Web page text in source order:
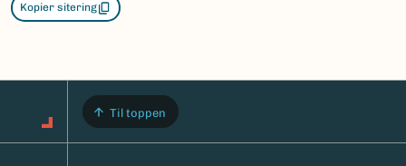
Kopier sitering
Til toppen